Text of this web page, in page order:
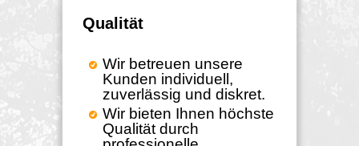
Qualität
Wir betreuen unsere
Kunden individuell,
zuverlässig und diskret.
Wir bieten Ihnen höchste
Qualität durch